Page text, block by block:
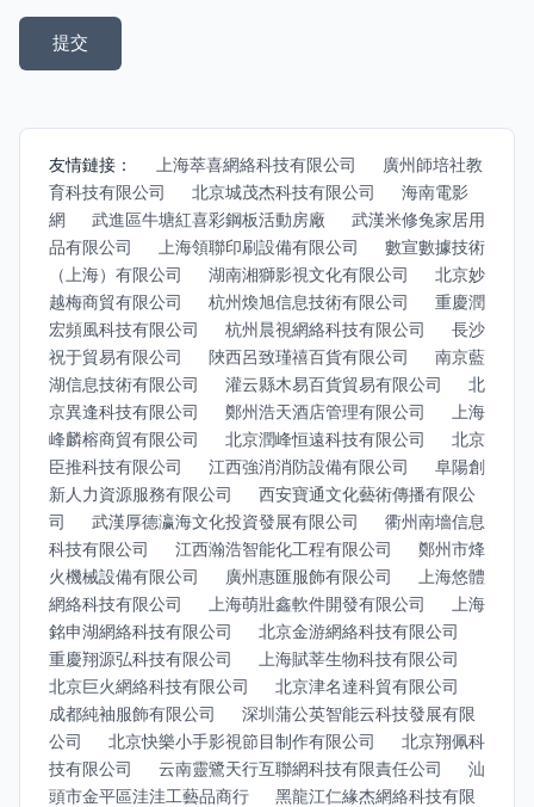
友情鏈接： 上海萃喜網絡科技有限公司
廣州師培社教
育科技有限公司
北京城茂杰科技有限公司
海南電影
網
武進區牛塘紅喜彩鋼板活動房廠
武漢米修兔家居用
品有限公司
上海領聯印刷設備有限公司
數宣數據技術
（上海）有限公司
湖南湘獅影視文化有限公司
北京妙
越梅商貿有限公司
杭州煥旭信息技術有限公司
重慶潤
宏頻風科技有限公司
杭州晨視網絡科技有限公司
長沙
祝于貿易有限公司
陜西呂致瑾禧百貨有限公司
南京藍
湖信息技術有限公司
灌云縣木易百貨貿易有限公司
北
京異逢科技有限公司
鄭州浩天酒店管理有限公司
上海
峰麟榕商貿有限公司
北京潤峰恒遠科技有限公司
北京
臣推科技有限公司
江西強消消防設備有限公司
阜陽創
新人力資源服務有限公司
西安寶通文化藝術傳播有限公
司
武漢厚德瀛海文化投資發展有限公司
衢州南墻信息
科技有限公司
江西瀚浩智能化工程有限公司
鄭州市烽
火機械設備有限公司
廣州惠匯服飾有限公司
上海悠體
網絡科技有限公司
上海萌壯鑫軟件開發有限公司
上海
銘申湖網絡科技有限公司
北京金游網絡科技有限公司
重慶翔源弘科技有限公司
上海賦莘生物科技有限公司
北京巨火網絡科技有限公司
北京津名達科貿有限公司
成都純袖服飾有限公司
深圳蒲公英智能云科技發展有限
公司
北京快樂小手影視節目制作有限公司
北京翔佩科
技有限公司
云南靈鷺天行互聯網科技有限責任公司
汕
頭市金平區洼洼工藝品商行
黑龍江仁緣杰網絡科技有限